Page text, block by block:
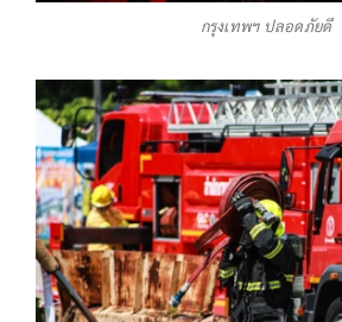
กรุงเทพฯ ปลอดภัยดี